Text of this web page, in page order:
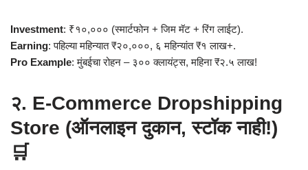
Investment: ₹१०,००० (स्मार्टफोन + जिम मॅट + रिंग लाईट).
Earning: पहिल्या महिन्यात ₹२०,०००, ६ महिन्यांत ₹१ लाख+.
Pro Example: मुंबईचा रोहन – ३०० क्लायंट्स, महिना ₹२.५ लाख!
२. E-Commerce Dropshipping
Store (ऑनलाइन दुकान, स्टॉक नाही!)
🛒